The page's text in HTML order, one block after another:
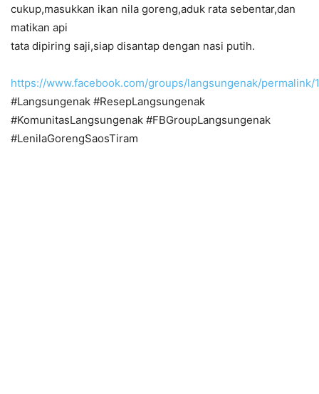
cukup,masukkan ikan nila goreng,aduk rata sebentar,dan
matikan api
tata dipiring saji,siap disantap dengan nasi putih.
https://www.facebook.com/groups/langsungenak/
#Langsungenak #ResepLangsungenak
#KomunitasLangsungenak #FBGroupLangsungenak
#LenilaGorengSaosTiram